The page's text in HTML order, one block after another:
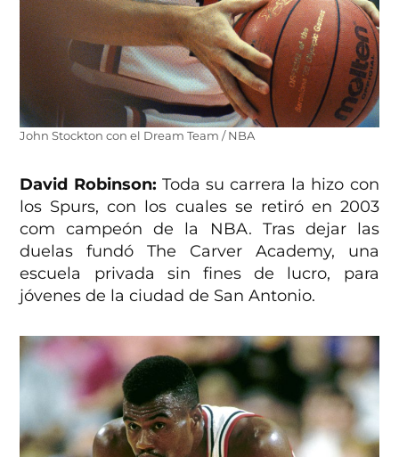
John Stockton con el Dream Team / NBA
David Robinson: Toda su carrera la hizo con
los Spurs, con los cuales se retiró en 2003
com campeón de la NBA. Tras dejar las
duelas fundó The Carver Academy, una
escuela privada sin fines de lucro, para
jóvenes de la ciudad de San Antonio.